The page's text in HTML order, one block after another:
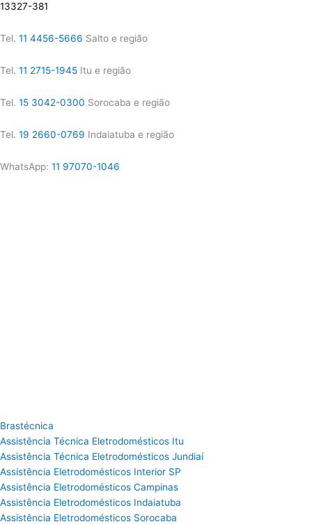
13327-381
Tel. 11 4456-5666 Salto e região
Tel. 11 2715-1945 Itu e região
Tel. 15 3042-0300 Sorocaba e região
Tel. 19 2660-0769 Indaiatuba e região
WhatsApp: 11 97070-1046
Brastécnica
Assistência Técnica Eletrodomésticos Itu
Assistência Técnica Eletrodomésticos Jundiaí
Assistência Eletrodomésticos Interior SP
Assistência Eletrodomésticos Campinas
Assistência Eletrodomésticos Indaiatuba
Assistência Eletrodomésticos Sorocaba